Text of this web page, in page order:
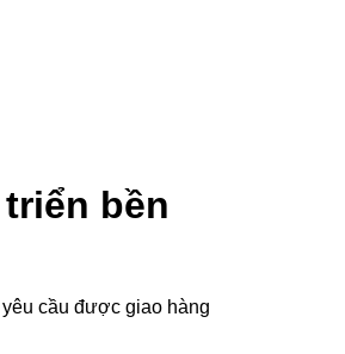
bền
cầu được giao hàng